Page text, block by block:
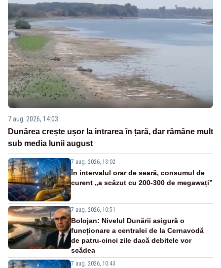
7 aug. 2026, 14:03
Dunărea crește ușor la intrarea în țară, dar rămâne mult
sub media lunii august
7 aug. 2026, 13:02
În intervalul orar de seară, consumul de
curent „a scăzut cu 200-300 de megawați”
7 aug. 2026, 10:51
Bolojan: Nivelul Dunării asigură o
funcționare a centralei de la Cernavodă
de patru-cinci zile dacă debitele vor
scădea
7 aug. 2026, 10:43